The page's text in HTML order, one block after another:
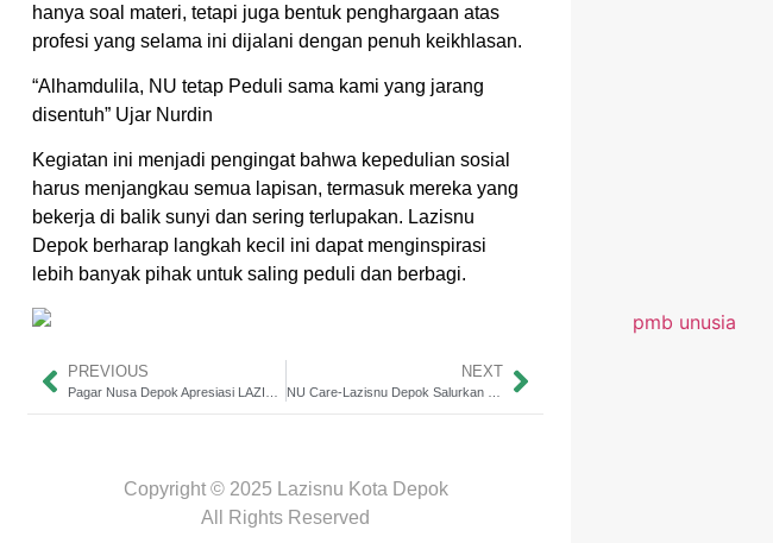
hanya soal materi, tetapi juga bentuk penghargaan atas
profesi yang selama ini dijalani dengan penuh keikhlasan.
“Alhamdulila, NU tetap Peduli sama kami yang jarang
disentuh” Ujar Nurdin
Kegiatan ini menjadi pengingat bahwa kepedulian sosial
harus menjangkau semua lapisan, termasuk mereka yang
bekerja di balik sunyi dan sering terlupakan. Lazisnu
Depok berharap langkah kecil ini dapat menginspirasi
lebih banyak pihak untuk saling peduli dan berbagi.
PREVIOUS NEXT
Copyright © 2025 Lazisnu Kota Depok
All Rights Reserved